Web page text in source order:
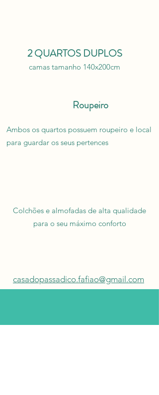
2 QUARTOS DUPLOS
camas tamanho 140x200cm
Colchões e almofadas de alta qualidade
para o seu máximo conforto
Roupeiro
Ambos os quartos possuem roupeiro e local
para guardar os seus pertences
casadopassadico.fafiao@gmail.com